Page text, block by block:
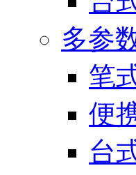
多参
笔
便
台